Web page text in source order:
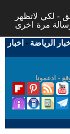
- لكي لاتظهر
الرياضة - اخبار
- ادعمونا